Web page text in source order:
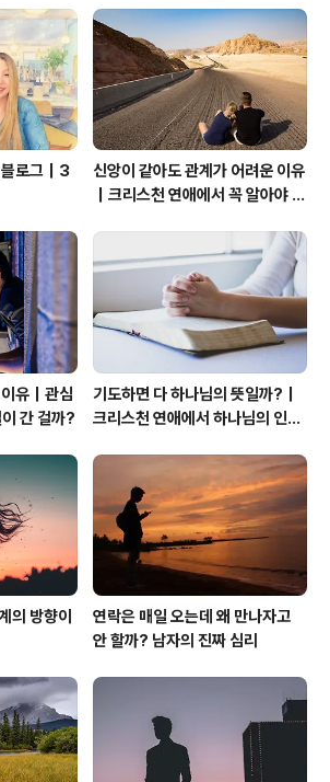
는 가끔씩 먹으면 좋을 것 같다
주는 작은 행복을 맛보는 순간
함께 했던 저녁 시간은 한순간
블로그｜3
신앙이 같아도 관계가 어려운 이유
｜크리스천 연애에서 꼭 알아야 할
유｜관심
간 걸까?
기도하면 다 하나님의 뜻일까?｜
크리스천 연애에서 하나님의 인도
의 방향이
연락은 매일 오는데 왜 만나자고
안 할까? 남자의 진짜 심리